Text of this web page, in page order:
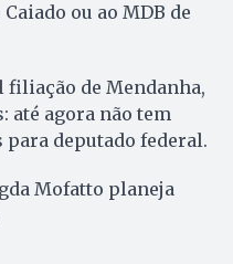
ou ao MDB de
filiação de Mendanha,
até agora não tem
deputado federal.
Mofatto planeja